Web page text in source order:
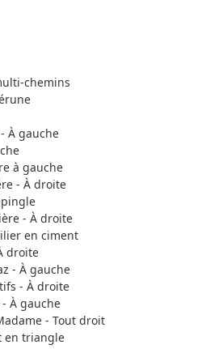
chemins
À gauche
à gauche
- À droite
- À droite
en ciment
droite
- À gauche
- À droite
À gauche
- Tout droit
en triangle